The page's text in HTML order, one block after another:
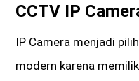
CCTV IP
IP Camera menjadi
modern karena